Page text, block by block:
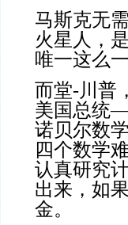
马斯克无
火星人，
唯一这么一
而堂-川普
美国总统
诺贝尔数
四个数学
认真研究
出来，如
金。